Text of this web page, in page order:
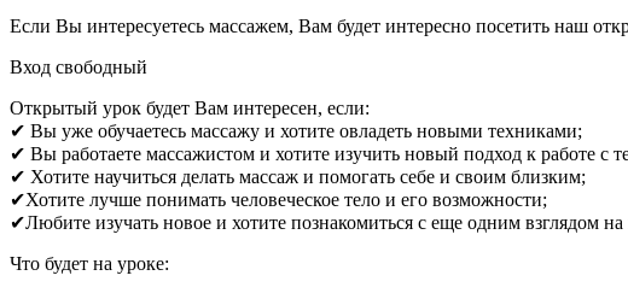
Если Вы интересуетесь массажем, Вам будет интересно посетить наш
Вход свободный
Открытый урок будет Вам интересен, если:
✔ Вы уже обучаетесь массажу и хотите овладеть новыми техниками;
✔ Вы работаете массажистом и хотите изучить новый подход к работе с
✔ Хотите научиться делать массаж и помогать себе и своим близким;
✔Хотите лучше понимать человеческое тело и его возможности;
✔Любите изучать новое и хотите познакомиться с еще одним взглядом
Что будет на уроке: